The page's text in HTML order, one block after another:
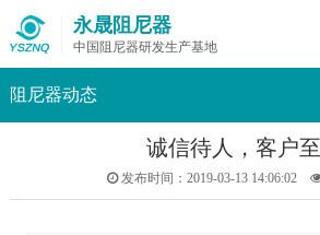
永晟阻尼器
中国阻尼器研发生产基地
阻尼器动态
诚信待人，客户
发布时间：2019-03-13 14:06:02